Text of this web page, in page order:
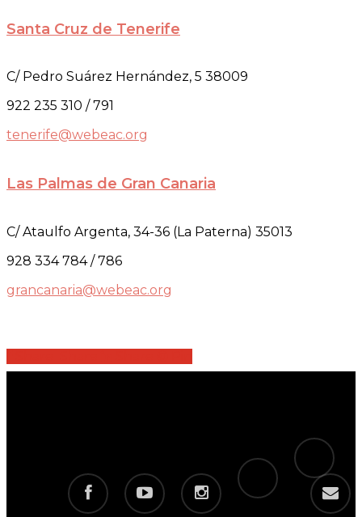
Santa Cruz de Tenerife
C/ Pedro Suárez Hernández, 5 38009
922 235 310 / 791
tenerife@webeac.org
Las Palmas de Gran Canaria
C/ Ataulfo Argenta, 34-36 (La Paterna) 35013
928 334 784 / 786
grancanaria@webeac.org
facebook youtube instagram
telegram
tiktok
email